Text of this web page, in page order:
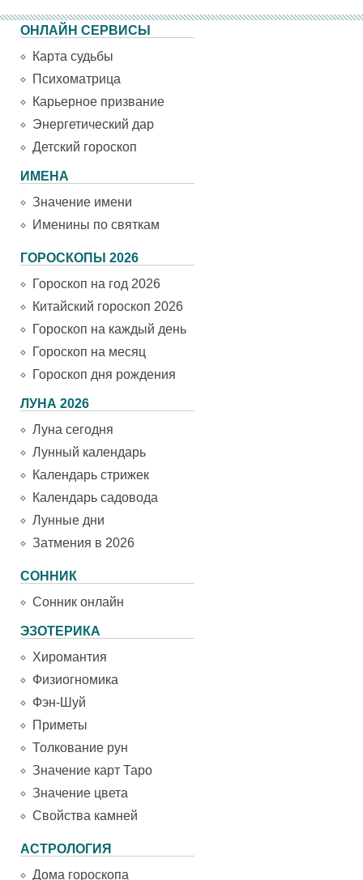
ОНЛАЙН СЕРВИСЫ
Карта судьбы
Психоматрица
Карьерное призвание
Энергетический дар
Детский гороскоп
ИМЕНА
Значение имени
Именины по святкам
ГОРОСКОПЫ 2026
Гороскоп на год 2026
Китайский гороскоп 2026
Гороскоп на каждый день
Гороскоп на месяц
Гороскоп дня рождения
ЛУНА 2026
Луна сегодня
Лунный календарь
Календарь стрижек
Календарь садовода
Лунные дни
Затмения в 2026
СОННИК
Сонник онлайн
ЭЗОТЕРИКА
Хиромантия
Физиогномика
Фэн-Шуй
Приметы
Толкование рун
Значение карт Таро
Значение цвета
Свойства камней
АСТРОЛОГИЯ
Дома гороскопа